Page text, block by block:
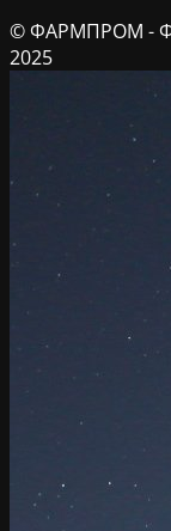
© ФАРМПРОМ -
2025